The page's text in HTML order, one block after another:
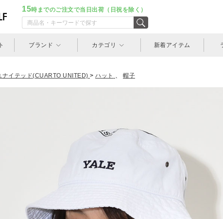
15時までのご注文で当日出荷（日祝を除く）
ブランド カテゴリ 新着アイテム
ナイテッド(CUARTO UNITED) > ハット 、 帽子